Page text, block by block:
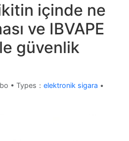
içinde ne
ve IBVAPE
güvenlik
• Types： elektronik sigara •